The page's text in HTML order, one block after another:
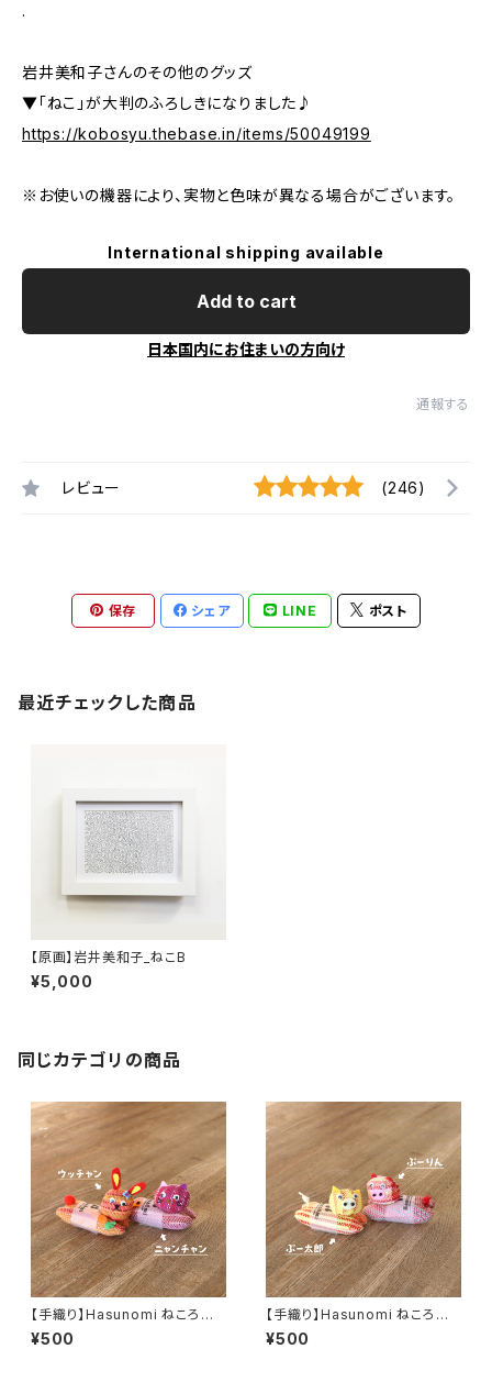
.
岩井美和子さんのその他のグッズ
▼「ねこ」が大判のふろしきになりました♪
https://kobosyu.thebase.in/items/50049199
※お使いの機器により、実物と色味が異なる場合がございます。
International shipping available
Add to cart
日本国内にお住まいの方向け
通報する
レビュー (246)
保存 シェア LINE ポスト
最近チェックした商品
【原画】岩井美和子_ねこB
¥5,000
同じカテゴリの商品
【手織り】Hasunomi ねころび
動物（うさぎとねこ）
¥500
【手織り】Hasunomi ねころび
動物（ぶた）
¥500